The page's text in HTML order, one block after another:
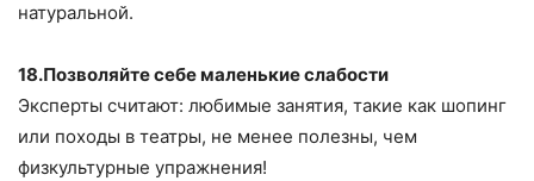
натуральной.
18.Позволяйте себе маленькие слабости
Эксперты считают: любимые занятия, такие как шопинг
или походы в театры, не менее полезны, чем
физкультурные упражнения!